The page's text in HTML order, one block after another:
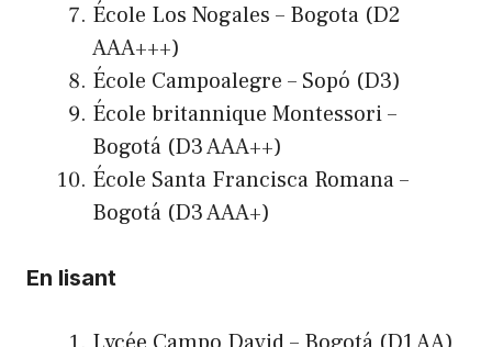
École Los Nogales – Bogota (D2
AAA+++)
École Campoalegre – Sopó (D3)
École britannique Montessori –
Bogotá (D3 AAA++)
École Santa Francisca Romana –
Bogotá (D3 AAA+)
En lisant